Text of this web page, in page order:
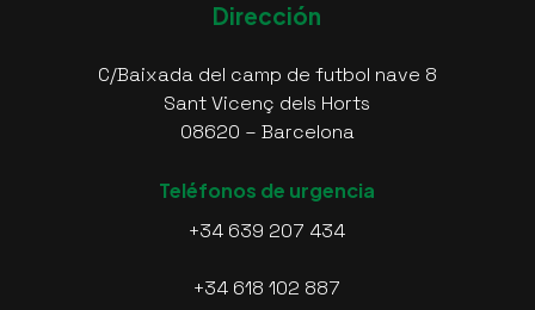
Dirección
C/Baixada del camp de futbol nave 8
Sant Vicenç dels Horts
08620 – Barcelona
Teléfonos de urgencia
+34 639 207 434
+34 618 102 887